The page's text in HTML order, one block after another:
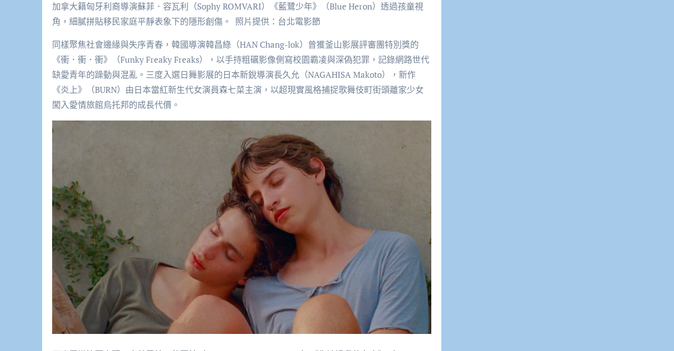
加拿大籍匈牙利裔導演蘇菲．容瓦利（Sophy ROMVARI）《藍鷺少年》（Blue Heron）透過孩童視
角，細膩拼貼移民家庭平靜表象下的隱形創傷。 照片提供：台北電影節
同樣聚焦社會邊緣與失序青春，韓國導演韓昌綠（HAN Chang-lok）曾獲釜山影展評審團特別獎的
《衝．衝．衝》（Funky Freaky Freaks），以手持粗礪影像側寫校園霸凌與深偽犯罪，記錄網路世代
缺愛青年的躁動與混亂。三度入選日舞影展的日本新銳導演長久允（NAGAHISA Makoto），新作
《炎上》（BURN）由日本當紅新生代女演員森七菜主演，以超現實風格捕捉歌舞伎町街頭離家少女
闖入愛情旅館烏托邦的成長代價。